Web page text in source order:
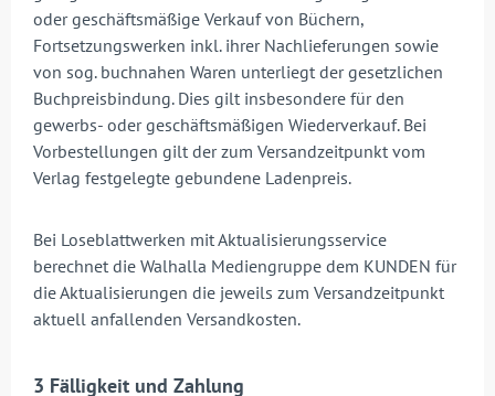
oder geschäftsmäßige Verkauf von Büchern,
Fortsetzungswerken inkl. ihrer Nachlieferungen sowie
von sog. buchnahen Waren unterliegt der gesetzlichen
Buchpreisbindung. Dies gilt insbesondere für den
gewerbs- oder geschäftsmäßigen Wiederverkauf. Bei
Vorbestellungen gilt der zum Versandzeitpunkt vom
Verlag festgelegte gebundene Ladenpreis.
Bei Loseblattwerken mit Aktualisierungsservice
berechnet die Walhalla Mediengruppe dem KUNDEN für
die Aktualisierungen die jeweils zum Versandzeitpunkt
aktuell anfallenden Versandkosten.
3 Fälligkeit und Zahlung